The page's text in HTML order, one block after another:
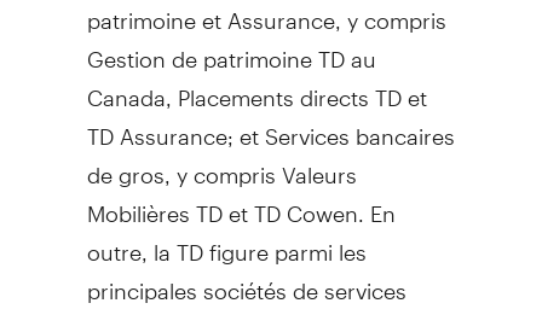
patrimoine et Assurance, y compris
Gestion depatrimoine TD au
Canada , Placements directs TD et
TD Assurance; et Services bancaires
de gros, y compris Valeurs
Mobilières TD et TD Cowen. En
outre, la TD figure parmi les
principales sociétés de services